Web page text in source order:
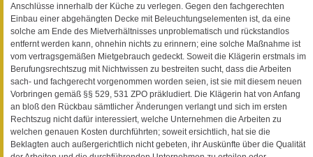
Anschlüsse innerhalb der Küche zu verlegen. Gegen den fachgerechten
Einbau einer abgehängten Decke mit Beleuchtungselementen ist, da eine
solche am Ende des Mietverhältnisses unproblematisch und rückstandlos
entfernt werden kann, ohnehin nichts zu erinnern; eine solche Maßnahme ist
vom vertragsgemäßen Mietgebrauch gedeckt. Soweit die Klägerin erstmals im
Berufungsrechtszug mit Nichtwissen zu bestreiten sucht, dass die Arbeiten
sach- und fachgerecht vorgenommen worden seien, ist sie mit diesem neuen
Vorbringen gemäß §§ 529, 531 ZPO präkludiert. Die Klägerin hat von Anfang
an bloß den Rückbau sämtlicher Änderungen verlangt und sich im ersten
Rechtszug nicht dafür interessiert, welche Unternehmen die Arbeiten zu
welchen genauen Kosten durchführten; soweit ersichtlich, hat sie die
Beklagten auch außergerichtlich nicht gebeten, ihr Auskünfte über die Qualität